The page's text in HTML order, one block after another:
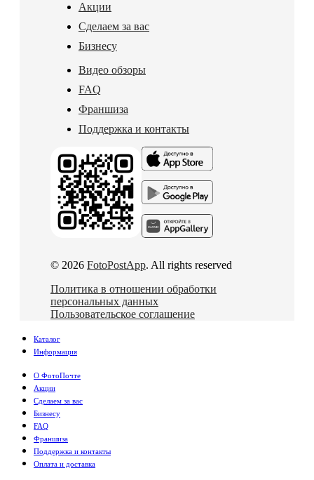
Акции
Сделаем за вас
Бизнесу
Видео обзоры
FAQ
Франшиза
Поддержка и контакты
© 2026 FotoPostApp. All rights reserved
Политика в отношении обработки
персональных данных
Пользовательское соглашение
Каталог
Информация
О ФотоПочте
Акции
Сделаем за вас
Бизнесу
FAQ
Франшиза
Поддержка и контакты
Оплата и доставка